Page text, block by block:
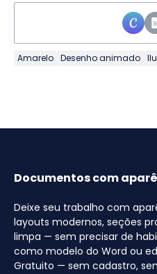
Amarelo Desenho animado
Documentos com
Deixe seu trabalho com
layouts modernos, seções
limpa — sem precisar de
como modelo do Word ou
Gratuito — sem cadastro,